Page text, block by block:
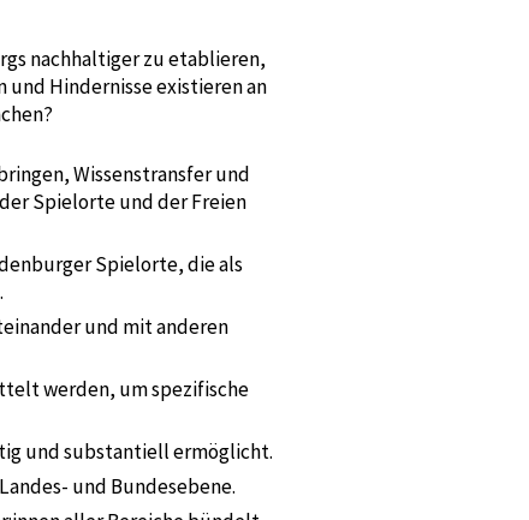
nachhaltiger zu etablieren,
Hindernisse existieren an
Wissenstransfer und
Spielorte und der Freien
Spielorte, die als
und mit anderen
werden, um spezifische
und substantiell ermöglicht.
und Bundesebene.